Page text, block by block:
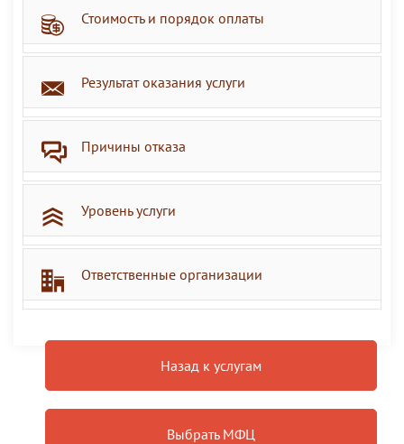
Стоимость и порядок оплаты
Результат оказания услуги
Причины отказа
Уровень услуги
Ответственные организации
Назад к услугам
Выбрать МФЦ